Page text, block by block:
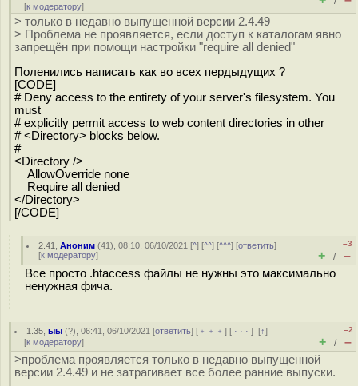
[к модератору]
> только в недавно выпущенной версии 2.4.49
> Проблема не проявляется, если доступ к каталогам явно
запрещён при помощи настройки "require all denied"
Поленились написать как во всех пердыдущих ?
[CODE]
# Deny access to the entirety of your server's filesystem. You
must
# explicitly permit access to web content directories in other
# <Directory> blocks below.
#
<Directory />
AllowOverride none
Require all denied
</Directory>
[/CODE]
2.41 ,Аноним (41), 08:10, 06/10/2021 [^] [^^] [^^^] [ответить]
[к модератору]
–3
+ / –
Все просто .htaccess файлы не нужны это максимально
ненужная фича.
1.35 ,ыы (?), 06:41, 06/10/2021 [ответить] [ ﹢﹢﹢] [ · · ·][↑]
[к модератору]
–2
+ / –
>проблема проявляется только в недавно выпущенной
версии 2.4.49 и не затрагивает все более ранние выпуски.